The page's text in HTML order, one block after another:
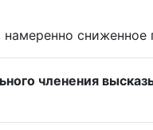
сниженное
членения